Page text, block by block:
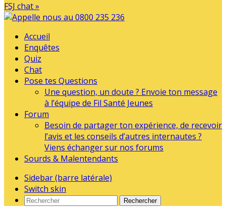
FSJ chat »
Accueil
Enquêtes
Quiz
Chat
Pose tes Questions
Une question, un doute ? Envoie ton message
à l’équipe de Fil Santé Jeunes
Forum
Besoin de partager ton expérience, de recevoir
l’avis et les conseils d’autres internautes ?
Viens échanger sur nos forums
Sourds & Malentendants
Sidebar (barre latérale)
Switch skin
Rechercher